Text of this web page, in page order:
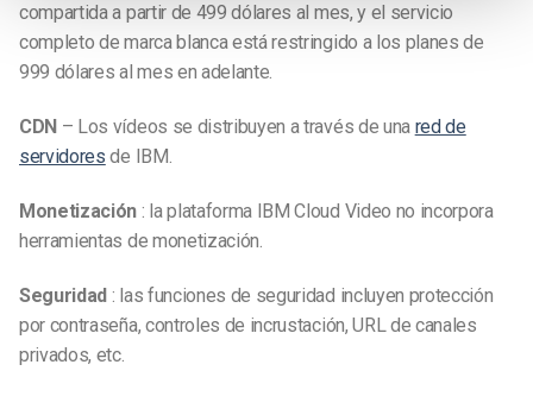
compartida a partir de 499 dólares al mes, y el servicio
completo de marca blanca está restringido a los planes de
999 dólares al mes en adelante.
CDN – Los vídeos se distribuyen a través de una red de
servidores de IBM.
Monetización : la plataforma IBM Cloud Video no incorpora
herramientas de monetización.
Seguridad : las funciones de seguridad incluyen protección
por contraseña, controles de incrustación, URL de canales
privados, etc.